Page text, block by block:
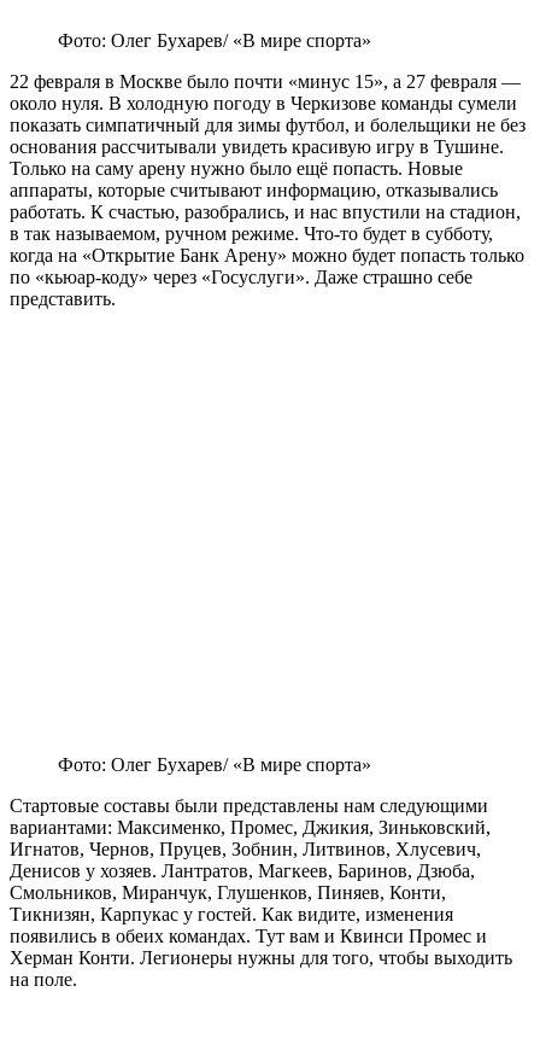
Фото: Олег Бухарев/ «В мире спорта»
22 февраля в Москве было почти «минус 15», а 27 февраля —
около нуля. В холодную погоду в Черкизове команды сумели
показать симпатичный для зимы футбол, и болельщики не без
основания рассчитывали увидеть красивую игру в Тушине.
Только на саму арену нужно было ещё попасть. Новые
аппараты, которые считывают информацию, отказывались
работать. К счастью, разобрались, и нас впустили на стадион,
в так называемом, ручном режиме. Что-то будет в субботу,
когда на «Открытие Банк Арену» можно будет попасть только
по «кьюар-коду» через «Госуслуги». Даже страшно себе
представить.
Фото: Олег Бухарев/ «В мире спорта»
Стартовые составы были представлены нам следующими
вариантами: Максименко, Промес, Джикия, Зиньковский,
Игнатов, Чернов, Пруцев, Зобнин, Литвинов, Хлусевич,
Денисов у хозяев. Лантратов, Магкеев, Баринов, Дзюба,
Смольников, Миранчук, Глушенков, Пиняев, Конти,
Тикнизян, Карпукас у гостей. Как видите, изменения
появились в обеих командах. Тут вам и Квинси Промес и
Херман Конти. Легионеры нужны для того, чтобы выходить
на поле.